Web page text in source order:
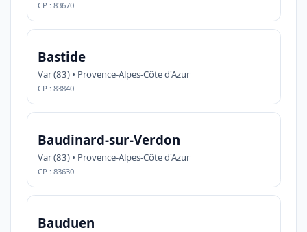
CP : 83670
Bastide
Var (83) • Provence-Alpes-Côte d'Azur
CP : 83840
Baudinard-sur-Verdon
Var (83) • Provence-Alpes-Côte d'Azur
CP : 83630
Bauduen